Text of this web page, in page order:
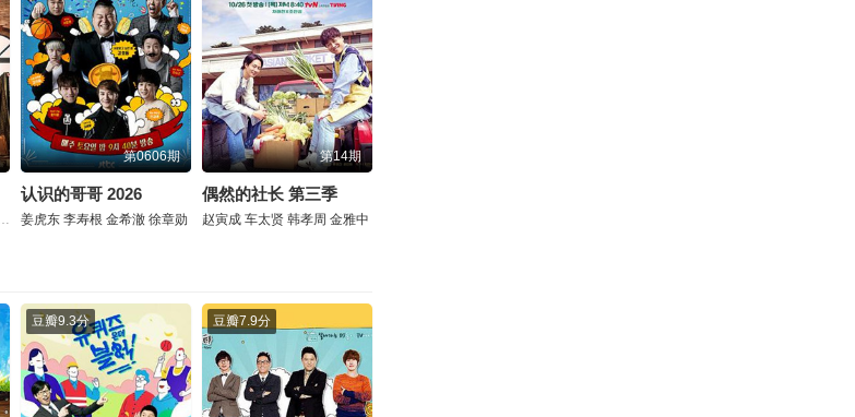
第0606期
认识的哥哥 2026
姜虎东 李寿根 金希澈 徐章勋
第14期
偶然的社长 第三季
赵寅成 车太贤 韩孝周 金雅中
豆瓣9.3分 豆瓣7.9分